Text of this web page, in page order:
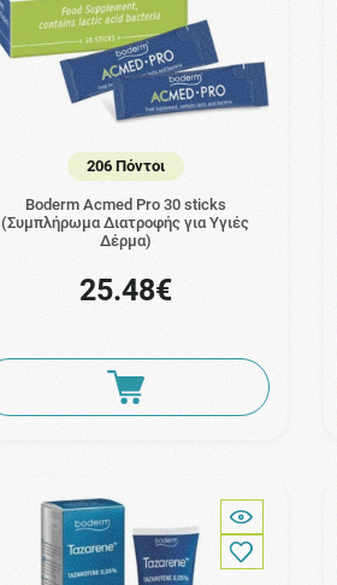
206 Πόντοι
Boderm Acmed Pro 30 sticks
(Συμπλήρωμα Διατροφής για Υγιές
Δέρμα)
25.48€